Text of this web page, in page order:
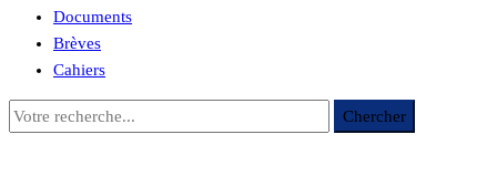
Documents
Brèves
Cahiers